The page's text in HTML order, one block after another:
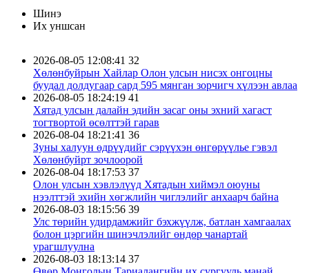
Шинэ
Их уншсан
2026-08-05 12:08:41 32
Хөлөнбуйрын Хайлар Олон улсын нисэх онгоцны
буудал долдугаар сард 595 мянган зорчигч хүлээн авлаа
2026-08-05 18:24:19 41
Хятад улсын далайн эдийн засаг оны эхний хагаст
тогтвортой өсөлттэй гарав
2026-08-04 18:21:41 36
Зуны халуун өдрүүдийг сэрүүхэн өнгөрүүлье гэвэл
Хөлөнбуйрт зочлоорой
2026-08-04 18:17:53 37
Олон улсын хэвлэлүүд Хятадын хиймэл оюуны
нээлттэй эхийн хөгжлийн чиглэлийг анхаарч байна
2026-08-03 18:15:56 39
Улс төрийн удирдамжийг бэхжүүлж, батлан хамгаалах
болон цэргийн шинэчлэлийг өндөр чанартай
урагшлуулна
2026-08-03 18:13:14 37